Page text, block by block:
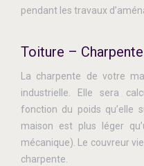
pendant les travaux
Toiture –
La charpente de votre
industrielle. Elle sera
fonction du poids qu’elle
maison est plus léger
mécanique). Le couvreur
charpente.